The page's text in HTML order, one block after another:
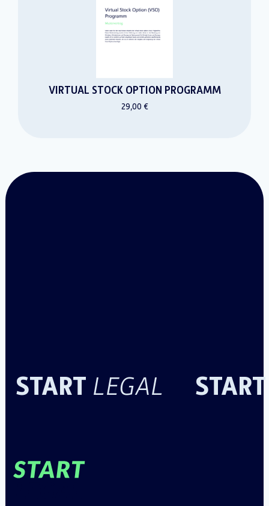
VIRTUAL STOCK OPTION PROGRAMM
29,00 €
START LEGAL